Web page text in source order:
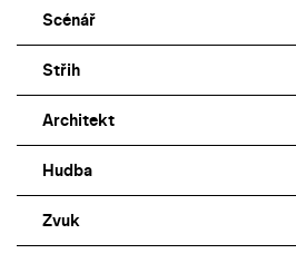
Scénář
Střih
Architekt
Hudba
Zvuk